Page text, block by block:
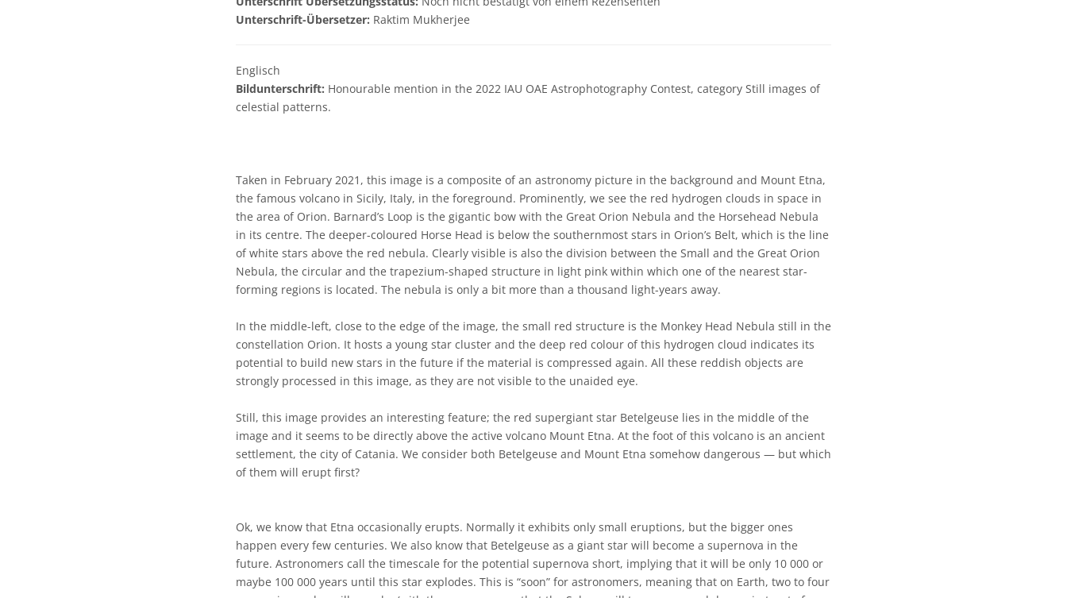
Unterschrift-Übersetzer: Raktim Mukherjee
Englisch
Bildunterschrift: Honourable mention in the 2022 IAU OAE Astrophotography Contest, category Still images of
celestial patterns.
Taken in February 2021, this image is a composite of an astronomy picture in the background and Mount Etna,
the famous volcano in Sicily, Italy, in the foreground. Prominently, we see the red hydrogen clouds in space in
the area of Orion. Barnard’s Loop is the gigantic bow with the Great Orion Nebula and the Horsehead Nebula
in its centre. The deeper-coloured Horse Head is below the southernmost stars in Orion’s Belt, which is the line
of white stars above the red nebula. Clearly visible is also the division between the Small and the Great Orion
Nebula, the circular and the trapezium-shaped structure in light pink within which one of the nearest star-
forming regions is located. The nebula is only a bit more than a thousand light-years away.
In the middle-left, close to the edge of the image, the small red structure is the Monkey Head Nebula still in the
constellation Orion. It hosts a young star cluster and the deep red colour of this hydrogen cloud indicates its
potential to build new stars in the future if the material is compressed again. All these reddish objects are
strongly processed in this image, as they are not visible to the unaided eye.
Still, this image provides an interesting feature; the red supergiant star Betelgeuse lies in the middle of the
image and it seems to be directly above the active volcano Mount Etna. At the foot of this volcano is an ancient
settlement, the city of Catania. We consider both Betelgeuse and Mount Etna somehow dangerous — but which
of them will erupt first?
Ok, we know that Etna occasionally erupts. Normally it exhibits only small eruptions, but the bigger ones
happen every few centuries. We also know that Betelgeuse as a giant star will become a supernova in the
future. Astronomers call the timescale for the potential supernova short, implying that it will be only 10 000 or
maybe 100 000 years until this star explodes. This is “soon” for astronomers, meaning that on Earth, two to four